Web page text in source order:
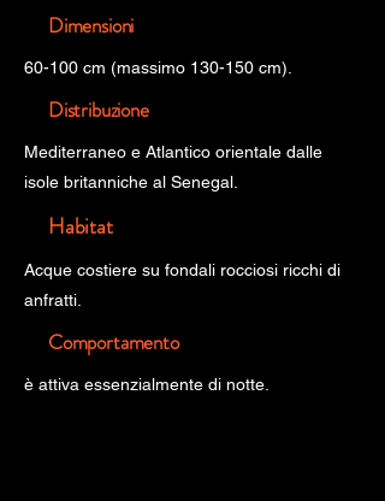
Dimensioni
60-100 cm (massimo 130-150 cm).
Distribuzione
Mediterraneo e Atlantico orientale dalle
isole britanniche al Senegal.
Habitat
Acque costiere su fondali rocciosi ricchi di
anfratti.
Comportamento
è attiva essenzialmente di notte.